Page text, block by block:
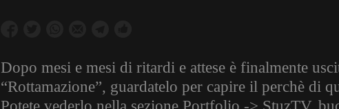
Dopo mesi e mesi di ritardi e attese è finalmente
“Rottamazione”, guardatelo per capire il perchè di